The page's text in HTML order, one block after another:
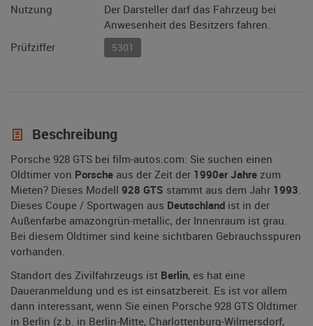
Nutzung
Der Darsteller darf das Fahrzeug bei
Anwesenheit des Besitzers fahren.
Prüfziffer
5301
Beschreibung
Porsche 928 GTS bei film-autos.com: Sie suchen einen
Oldtimer von Porsche aus der Zeit der 1990er Jahre zum
Mieten? Dieses Modell 928 GTS stammt aus dem Jahr 1993.
Dieses Coupe / Sportwagen aus Deutschland ist in der
Außenfarbe amazongrün-metallic, der Innenraum ist grau.
Bei diesem Oldtimer sind keine sichtbaren Gebrauchsspuren
vorhanden.
Standort des Zivilfahrzeugs ist Berlin, es hat eine
Daueranmeldung und es ist einsatzbereit. Es ist vor allem
dann interessant, wenn Sie einen Porsche 928 GTS Oldtimer
in Berlin (z.b. in Berlin-Mitte, Charlottenburg-Wilmersdorf,